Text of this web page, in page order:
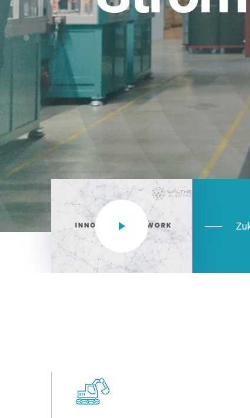
NEO CEE: Energieverteilung mit
effizient in der Installation,